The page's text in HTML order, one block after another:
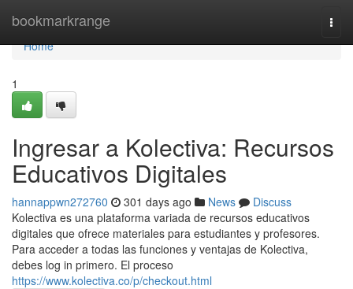
bookmarkrange
Home
Home
1
Ingresar a Kolectiva: Recursos
Educativos Digitales
hannappwn272760 301 days ago News
Discuss
Kolectiva es una plataforma variada de recursos educativos
digitales que ofrece materiales para estudiantes y profesores.
Para acceder a todas las funciones y ventajas de Kolectiva,
debes log in primero. El proceso
https://www.kolectiva.co/p/checkout.html